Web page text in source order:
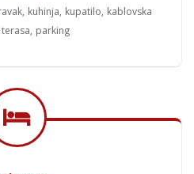
kuhinja, kupatilo, kablovska
parking